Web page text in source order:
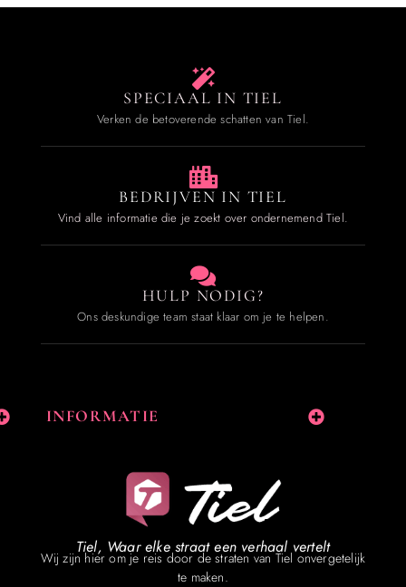
SPECIAAL IN TIEL
Verken de betoverende schatten van Tiel.
BEDRIJVEN IN TIEL
Vind alle informatie die je zoekt over ondernemend Tiel.
HULP NODIG?
Ons deskundige team staat klaar om je te helpen.
INFORMATIE
Tiel, Waar elke straat een verhaal vertelt
Wij zijn hier om je reis door de straten van Tiel onvergetelijk
te maken.